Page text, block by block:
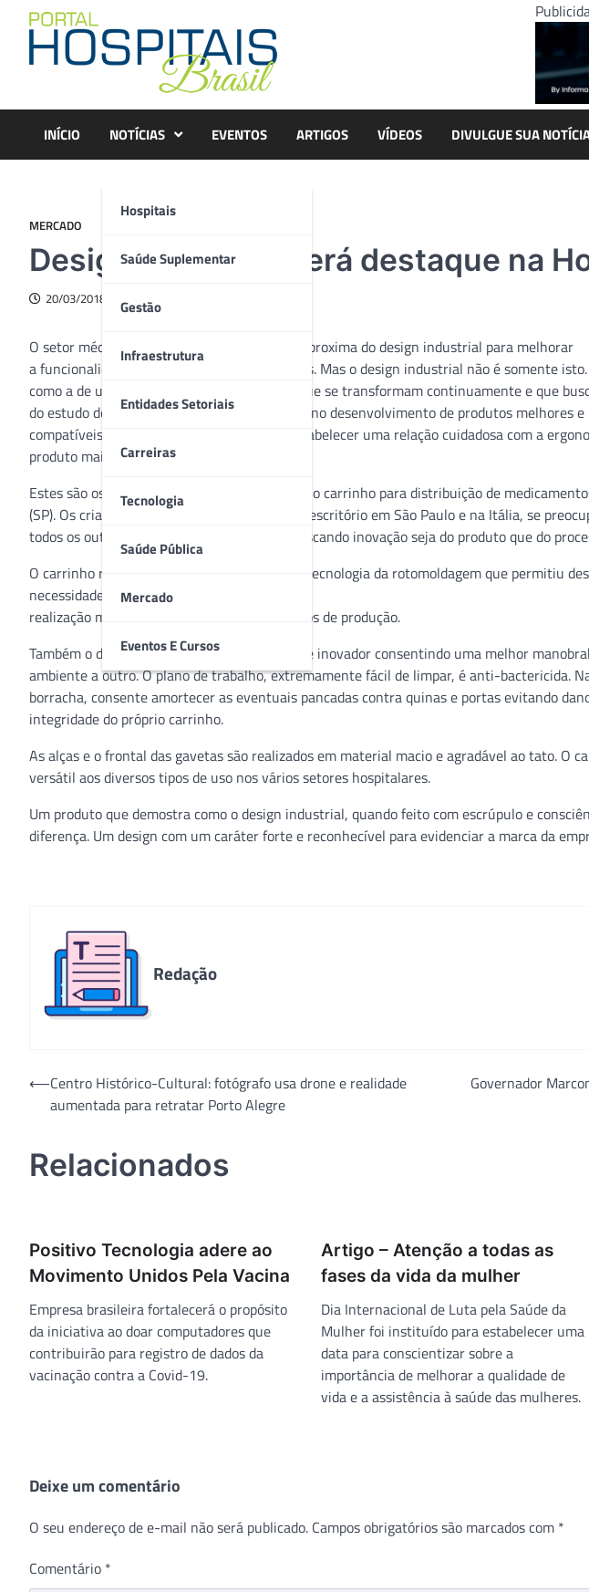
content
INÍCIO NOTÍCIAS
Hospitais
Saúde Suplementar
Gestão
Infraestrutura
Entidades Setoriais
Carreiras
Tecnologia
Saúde Pública
Mercado
Eventos E Cursos
EVENTOS ARTIGOS VÍDEOS DIVULGUE SUA
MERCADO
Design industrial será destaque na
20/03/2018
O setor médico-hospitalar cada vez mais se aproxima do design industrial para melhorar
a funcionalidade e a estética de seus produtos. Mas o design industrial não é somente
como a de uma análise atenta dos cenários que se transformam continuamente e que
do estudo de materiais e de tecnologias úteis no desenvolvimento de produtos melhores e
compatíveis com os custos industriais; de estabelecer uma relação cuidadosa com a
produto mais intuitivo.
Estes são os pressupostos pelos quais nasceu o carrinho para distribuição de
(SP). Os criativos do estúdio
, com escritório em São Paulo e na Itália, se
todos os outros produtos da concorrência, buscando inovação seja do produto que do
O carrinho realizado para a Lanco introduz a tecnologia da rotomoldagem que permitiu
necessidade de um chassi tornando sua
realização mais simples e diminuindo os custos de produção.
Também o design desenvolvido para as alças é inovador consentindo uma melhor
ambiente a outro. O plano de trabalho, extremamente fácil de limpar, é anti-bactericida.
borracha, consente amortecer as eventuais pancadas contra quinas e portas evitando
integridade do próprio carrinho.
As alças e o frontal das gavetas são realizados em material macio e agradável ao tato. O
versátil aos diversos tipos de uso nos vários setores hospitalares.
Um produto que demostra como o design industrial, quando feito com escrúpulo e
diferença. Um design com um caráter forte e reconhecível para evidenciar a marca da
Redação
Navegação
⟵Centro Histórico-Cultural: fotógrafo usa drone e realidade
aumentada para retratar Porto Alegre
Governador
Relacionados
Positivo Tecnologia adere ao
Movimento Unidos Pela Vacina
Empresa brasileira fortalecerá o propósito
da iniciativa ao doar computadores que
contribuirão para registro de dados da
vacinação contra a Covid-19.
Artigo – Atenção a todas as
fases da vida da mulher
Dia Internacional de Luta pela Saúde da
Mulher foi instituído para estabelecer uma
data para conscientizar sobre a
importância de melhorar a qualidade de
vida e a assistência à saúde das mulheres.
Deixe um comentário
O seu endereço de e-mail não será publicado. Campos obrigatórios são marcados com *
Comentário *